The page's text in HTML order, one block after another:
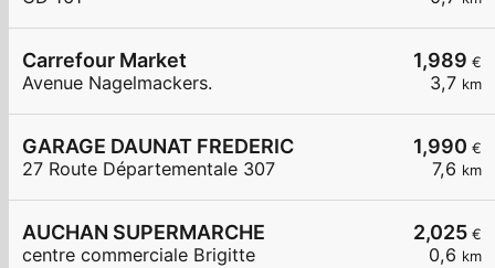
1,989 €
3,7 km
Carrefour Market
Avenue Nagelmackers.
1,990 €
7,6 km
GARAGE DAUNAT FREDERIC
27 Route Départementale 307
2,025 €
0,6 km
AUCHAN SUPERMARCHE
centre commerciale Brigitte